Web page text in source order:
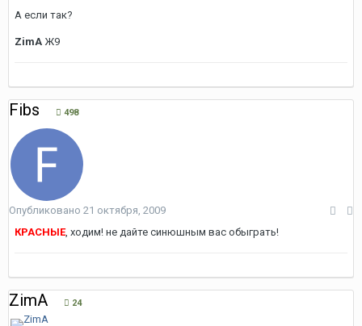
А если так?
ZimA Ж9
Fibs 498
Опубликовано 21 октября, 2009
КРАСНЫЕ, ходим! не дайте синюшным вас обыграть!
ZimA 24